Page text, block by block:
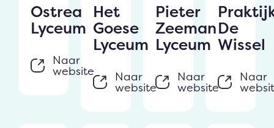
Ostrea
Lyceum
Naar
website
Het
Goese
Lyceum
Naar
website
Pieter
Zeeman
Lyceum
Naar
website
De
Wissel
Naar